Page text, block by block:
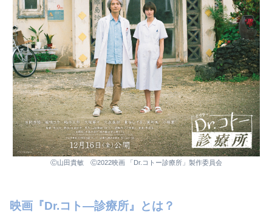
Ⓒ山田貴敏 Ⓒ2022映画 「Dr.コトー診療所」製作委員会
映画『Dr.コト―診療所』とは？